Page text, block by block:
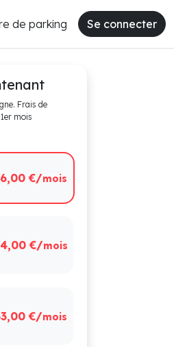
de parking Se connecter
Frais de
mois
€/mois
€/mois
€/mois